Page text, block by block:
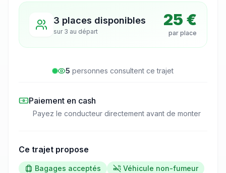
3 places disponibles
sur 3 au départ
25 €
par place
5 personnes consultent ce trajet
Paiement en cash
Payez le conducteur directement avant de monter
Ce trajet propose
Bagages acceptés Véhicule non-fumeur